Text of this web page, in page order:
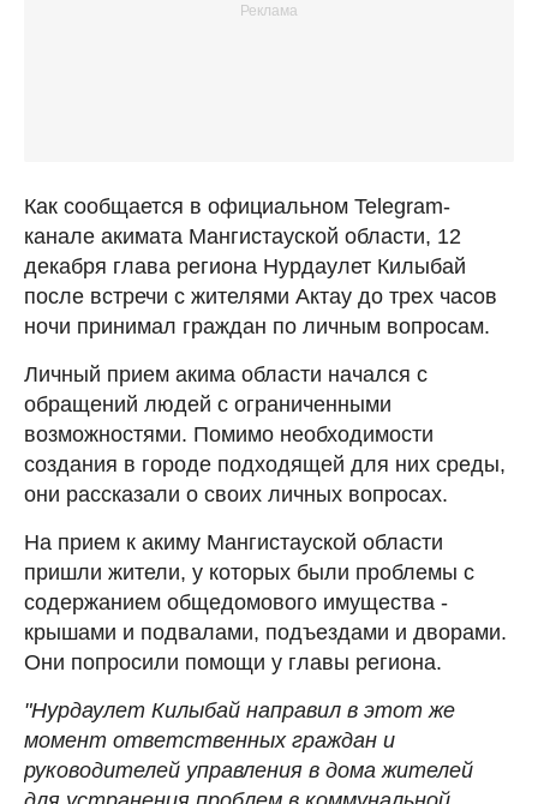
Как сообщается в официальном Telegram-
канале акимата Мангистауской области, 12
декабря глава региона Нурдаулет Килыбай
после встречи с жителями Актау до трех часов
ночи принимал граждан по личным вопросам.
Личный прием акима области начался с
обращений людей с ограниченными
возможностями. Помимо необходимости
создания в городе подходящей для них среды,
они рассказали о своих личных вопросах.
На прием к акиму Мангистауской области
пришли жители, у которых были проблемы с
содержанием общедомового имущества -
крышами и подвалами, подъездами и дворами.
Они попросили помощи у главы региона.
"Нурдаулет Килыбай направил в этот же
момент ответственных граждан и
руководителей управления в дома жителей